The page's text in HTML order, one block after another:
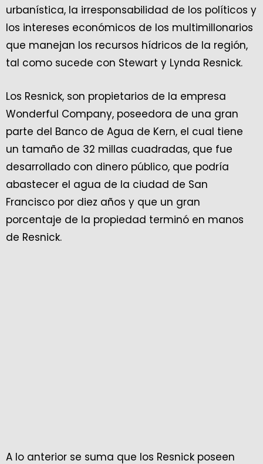
urbanística, la irresponsabilidad de los políticos y
los intereses económicos de los multimillonarios
que manejan los recursos hídricos de la región,
tal como sucede con Stewart y Lynda Resnick.
Los Resnick, son propietarios de la empresa
Wonderful Company, poseedora de una gran
parte del Banco de Agua de Kern, el cual tiene
un tamaño de 32 millas cuadradas, que fue
desarrollado con dinero público, que podría
abastecer el agua de la ciudad de San
Francisco por diez años y que un gran
porcentaje de la propiedad terminó en manos
de Resnick.
A lo anterior se suma que los Resnick poseen